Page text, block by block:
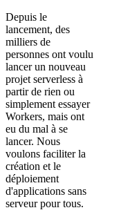
Depuis le
lancement, des
milliers de
personnes ont voulu
lancer un nouveau
projet serverless à
partir de rien ou
simplement essayer
Workers, mais ont
eu du mal à se
lancer. Nous
voulons faciliter la
création et le
déploiement
d'applications sans
serveur pour tous.